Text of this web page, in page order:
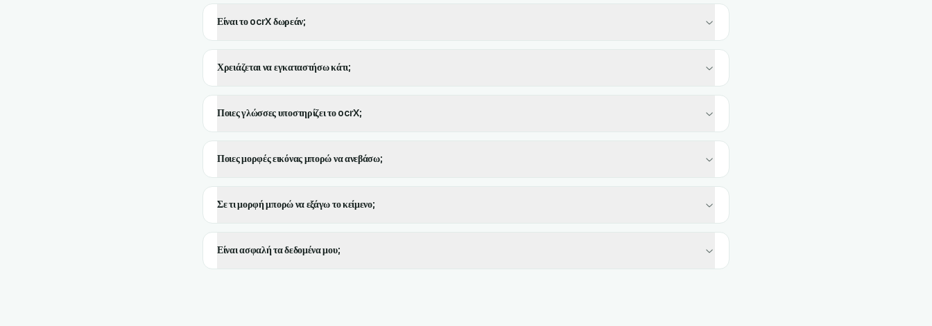
Είναι το ocrX δωρεάν;
Χρειάζεται να εγκαταστήσω κάτι;
Ποιες γλώσσες υποστηρίζει το ocrX;
Ποιες μορφές εικόνας μπορώ να ανεβάσω;
Σε τι μορφή μπορώ να εξάγω το κείμενο;
Είναι ασφαλή τα δεδομένα μου;